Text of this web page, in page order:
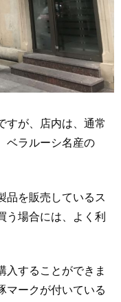
すが、店内は、通常
ベラルーシ名産の
品を販売しているス
う場合には、よく利
入することができま
マークが付いている